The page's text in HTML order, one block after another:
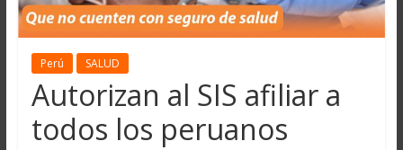
Perú SALUD
Autorizan al SIS afiliar a
todos los peruanos